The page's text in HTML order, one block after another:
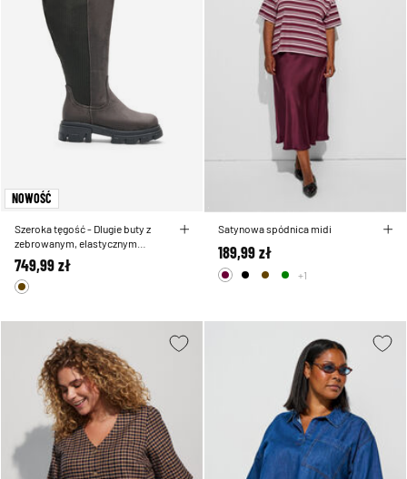
NOWOŚĆ
Szeroka tęgość - Dlugie buty z
zebrowanym, elastycznym
cholewem i grube podeszwa
749,99 zł
Satynowa spódnica midi
189,99 zł
+1